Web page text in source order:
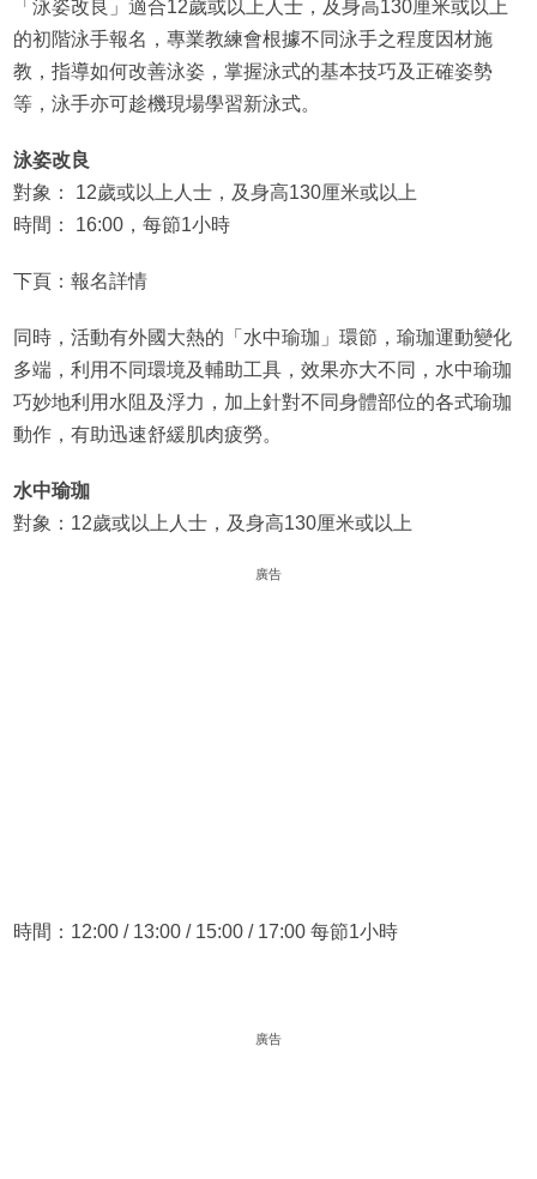
「泳姿改良」適合12歲或以上人士，及身高130厘米或以上
的初階泳手報名，專業教練會根據不同泳手之程度因材施
教，指導如何改善泳姿，掌握泳式的基本技巧及正確姿勢
等，泳手亦可趁機現場學習新泳式。
泳姿改良
對象： 12歲或以上人士，及身高130厘米或以上
時間： 16:00，每節1小時
下頁：報名詳情
同時，活動有外國大熱的「水中瑜珈」環節，瑜珈運動變化
多端，利用不同環境及輔助工具，效果亦大不同，水中瑜珈
巧妙地利用水阻及浮力，加上針對不同身體部位的各式瑜珈
動作，有助迅速舒緩肌肉疲勞。
水中瑜珈
對象：12歲或以上人士，及身高130厘米或以上
廣告
時間：12:00 / 13:00 / 15:00 / 17:00 每節1小時
廣告